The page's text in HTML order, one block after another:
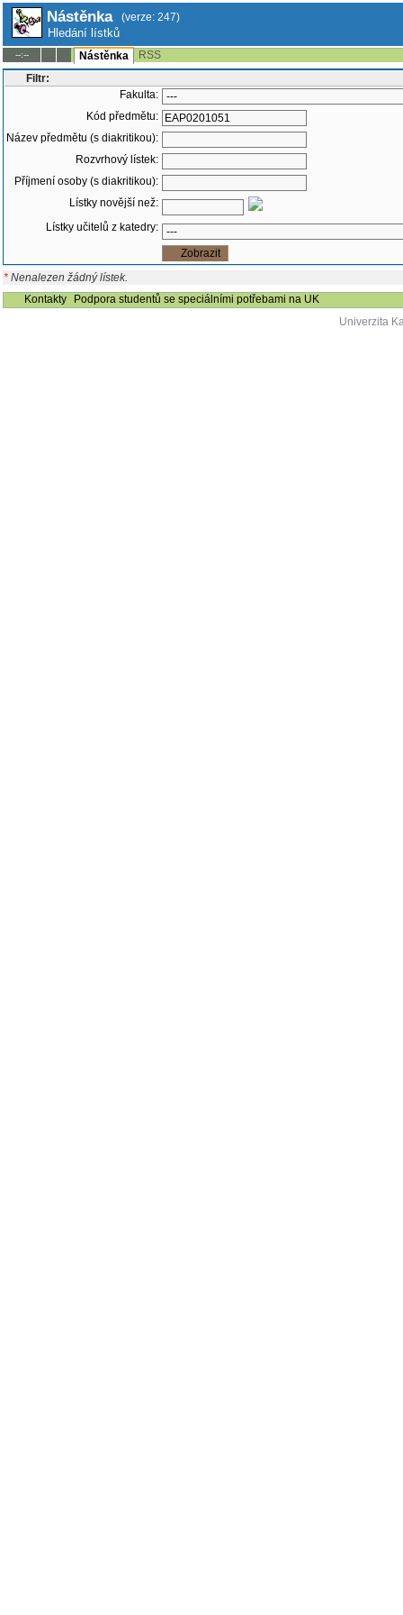
Nástěnka (verze: 247)
Hledání lístků
--:-- Nástěnka
RSS
Filtr:
Fakulta:
Kód předmětu:
Název předmětu (s diakritikou):
Rozvrhový lístek:
Příjmení osoby (s diakritikou):
Lístky novější než:
Lístky učitelů z katedry:
* Nenalezen žádný lístek.
Kontakty
Podpora studentů se speciálními potřebami na UK
Univerzita